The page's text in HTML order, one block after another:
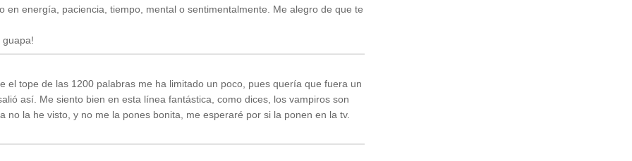
energía, paciencia, tiempo, mental o sentimentalmente. Me alegro de que te
guapa!
el tope de las 1200 palabras me ha limitado un poco, pues quería que fuera un
así. Me siento bien en esta línea fantástica, como dices, los vampiros son
la he visto, y no me la pones bonita, me esperaré por si la ponen en la tv.